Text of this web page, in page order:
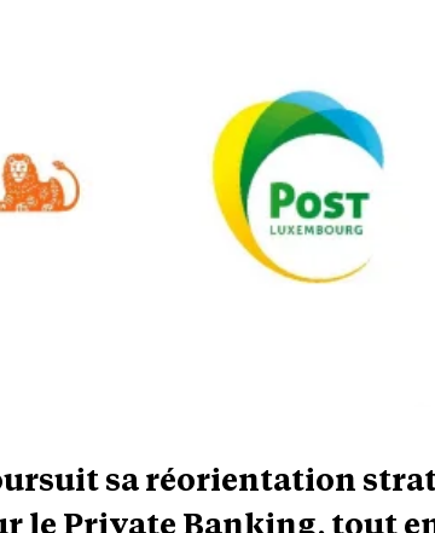
sa réorientation
le Private Banking, tout